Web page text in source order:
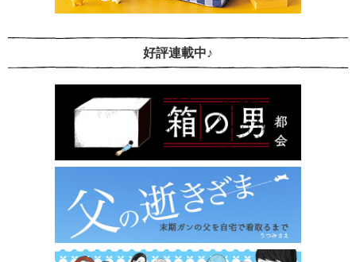
好評連載中♪